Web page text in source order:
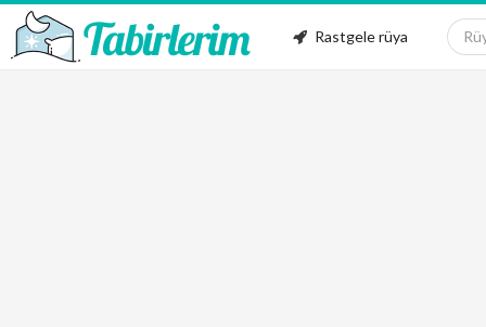
Rastgele rüya